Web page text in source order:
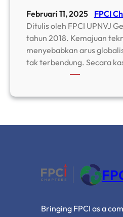
Februari 11, 2025
FPCI
Ditulis oleh FPCI UPNVJ
tahun 2018. Kemajuan
menyebabkan arus
tak terbendung. Secara
Bringing FPCI as a